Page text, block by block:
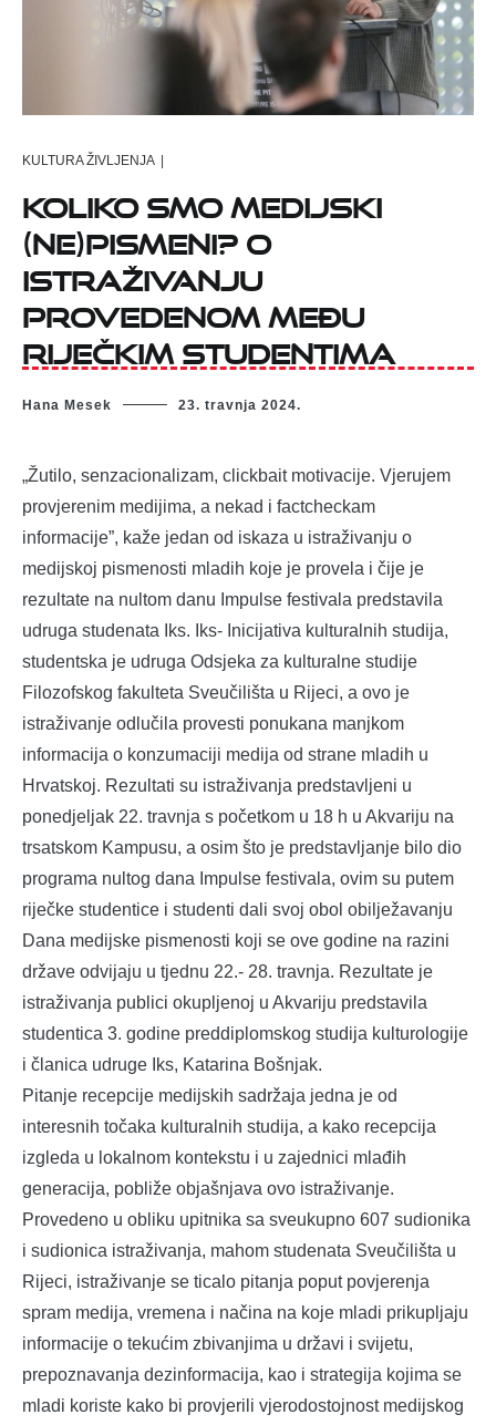
KULTURA ŽIVLJENJA |
Koliko smo medijski
(ne)pismeni? O
istraživanju
provedenom među
riječkim studentima
Hana Mesek 23. travnja 2024.
„Žutilo, senzacionalizam, clickbait motivacije. Vjerujem
provjerenim medijima, a nekad i factcheckam
informacije”, kaže jedan od iskaza u istraživanju o
medijskoj pismenosti mladih koje je provela i čije je
rezultate na nultom danu Impulse festivala predstavila
udruga studenata Iks. Iks- Inicijativa kulturalnih studija,
studentska je udruga Odsjeka za kulturalne studije
Filozofskog fakulteta Sveučilišta u Rijeci, a ovo je
istraživanje odlučila provesti ponukana manjkom
informacija o konzumaciji medija od strane mladih u
Hrvatskoj. Rezultati su istraživanja predstavljeni u
ponedjeljak 22. travnja s početkom u 18 h u Akvariju na
trsatskom Kampusu, a osim što je predstavljanje bilo dio
programa nultog dana Impulse festivala, ovim su putem
riječke studentice i studenti dali svoj obol obilježavanju
Dana medijske pismenosti koji se ove godine na razini
države odvijaju u tjednu 22.- 28. travnja. Rezultate je
istraživanja publici okupljenoj u Akvariju predstavila
studentica 3. godine preddiplomskog studija kulturologije
i članica udruge Iks, Katarina Bošnjak.
Pitanje recepcije medijskih sadržaja jedna je od
interesnih točaka kulturalnih studija, a kako recepcija
izgleda u lokalnom kontekstu i u zajednici mlađih
generacija, pobliže objašnjava ovo istraživanje.
Provedeno u obliku upitnika sa sveukupno 607 sudionika
i sudionica istraživanja, mahom studenata Sveučilišta u
Rijeci, istraživanje se ticalo pitanja poput povjerenja
spram medija, vremena i načina na koje mladi prikupljaju
informacije o tekućim zbivanjima u državi i svijetu,
prepoznavanja dezinformacija, kao i strategija kojima se
mladi koriste kako bi provjerili vjerodostojnost medijskog